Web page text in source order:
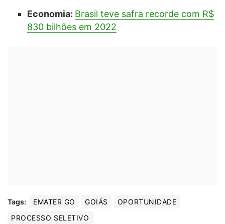
Economia: Brasil teve safra recorde com R$
830 bilhões em 2022
Tags: EMATER GO GOIÁS
OPORTUNIDADE
PROCESSO SELETIVO